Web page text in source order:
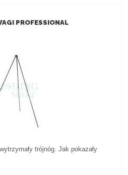
PROFESSIONAL
PRODUKT
trójnóg. Jak pokazały